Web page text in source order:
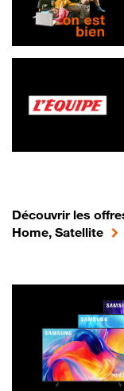
Découvrir les
Home, Satellite